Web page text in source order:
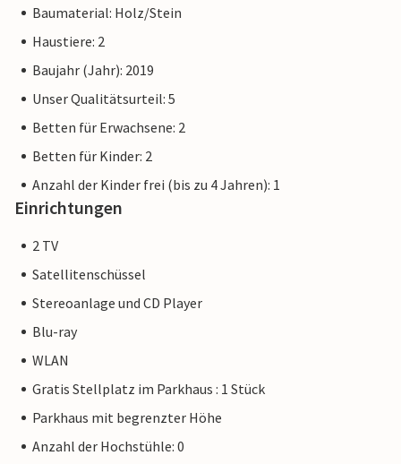
gesamte Familie.
Der Priwall ist eine ca. drei Kilometer lange Halbinsel
zwischen Ostsee und Trave im Osten Schleswig-Holsteins
Bademöglichkeiten, Wassersport und Abenteuer direkt vor
der Tür Ihres Feriendomizils.
Bei den Wohnungsbildern handelt es sich um
Wohnbeispiele. Die Einrichtung ist vergleichbar, aber nicht
identisch. Die Ausstattung der Wohnung kann variieren.
Baumaterial: Holz/Stein
Haustiere: 2
Baujahr (Jahr): 2019
Unser Qualitätsurteil: 5
Betten für Erwachsene: 2
Betten für Kinder: 2
Anzahl der Kinder frei (bis zu 4 Jahren): 1
Einrichtungen
2 TV
Satellitenschüssel
Stereoanlage und CD Player
Blu-ray
WLAN
Gratis Stellplatz im Parkhaus : 1 Stück
Parkhaus mit begrenzter Höhe
Anzahl der Hochstühle: 0